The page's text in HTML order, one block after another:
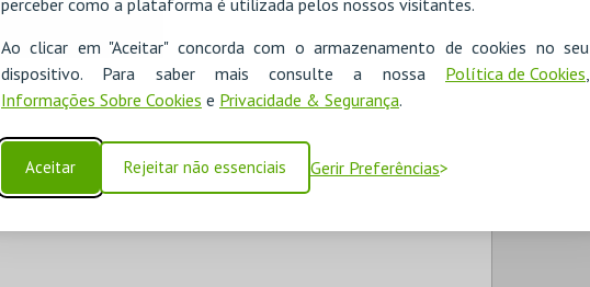
perceber como a plataforma é utilizada pelos nossos visitantes.
Ao clicar em "Aceitar" concorda com o armazenamento de cookies no seu
dispositivo. Para saber mais consulte a nossa Política de Cookies,
Informações Sobre Cookies e Privacidade & Segurança.
Aceitar Rejeitar não essenciais Gerir Preferências